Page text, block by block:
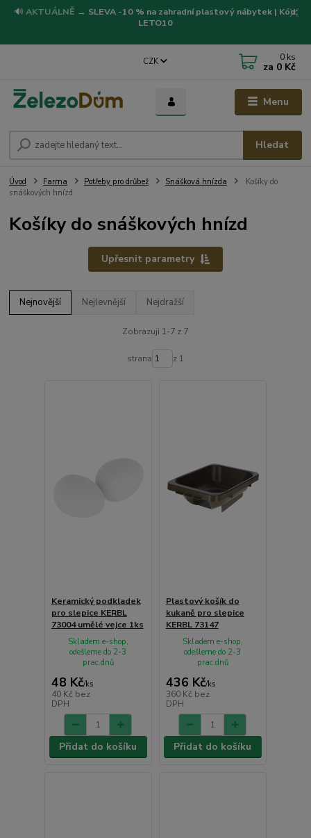
🔊 AKTUÁLNĚ → SLEVA -10 % na zahradní plastový nábytek | Kód:
LETO10
Menu
CZK
Hledat
0 ks
za 0 Kč
Úvod Farma Potřeby pro drůbež Snášková hnízda
Košíky do
snáškových hnízd
Košíky do snáškových hnízd
Upřesnit parametry
Nejnovější Nejlevnější Nejdražší
Zobrazuji 1-7 z 7
strana z 1
Keramický podkladek
pro slepice KERBL
73004 umělé vejce 1ks
48 Kč/ks
40 Kč bez
DPH
Skladem e-shop,
odešleme do 2-3
prac.dnů
Přidat do košíku
Plastový košík do
kukaně pro slepice
KERBL 73147
436 Kč/ks
360 Kč bez
DPH
Skladem e-shop,
odešleme do 2-3
prac.dnů
Přidat do košíku